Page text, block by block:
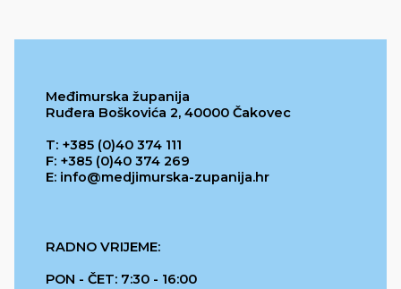
Međimurska županija
Ruđera Boškovića 2, 40000 Čakovec
T: +385 (0)40 374 111
F: +385 (0)40 374 269
E: info@medjimurska-zupanija.hr
RADNO VRIJEME:
PON - ČET: 7:30 - 16:00